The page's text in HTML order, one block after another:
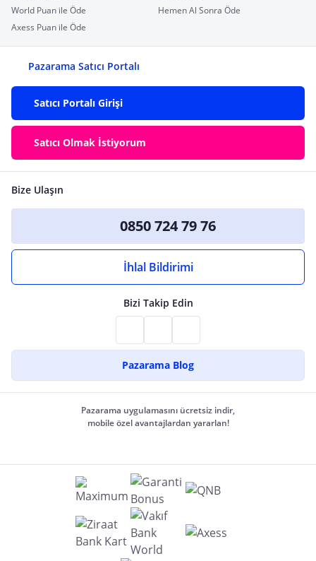
World Puan ile Öde
Hemen Al Sonra Öde
Axess Puan ile Öde
Pazarama Satıcı Portalı
Satıcı Portalı Girişi
Satıcı Olmak İstiyorum
Bize Ulaşın
0850 724 79 76
İhlal Bildirimi
Bizi Takip Edin
Pazarama Blog
Pazarama uygulamasını ücretsiz indir,
mobile özel avantajlardan yararlan!